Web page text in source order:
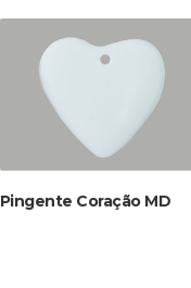
Pingente Coração MD